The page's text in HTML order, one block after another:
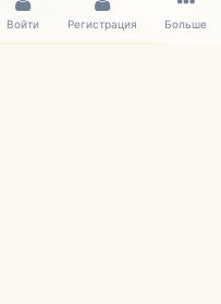
Войдите здесь.
Войти Регистрация Больше